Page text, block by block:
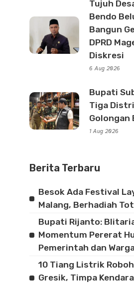
Tujuh
Bendo
Bangun
DPRD
Diskresi
6 Aug 2026
Bupati
Tiga
Golongan
1 Aug 2026
Berita Terbaru
Besok Ada Festival
Malang, Berhadiah
Bupati Rijanto:
Momentum Pererat
Pemerintah dan
10 Tiang Listrik
Gresik, Timpa